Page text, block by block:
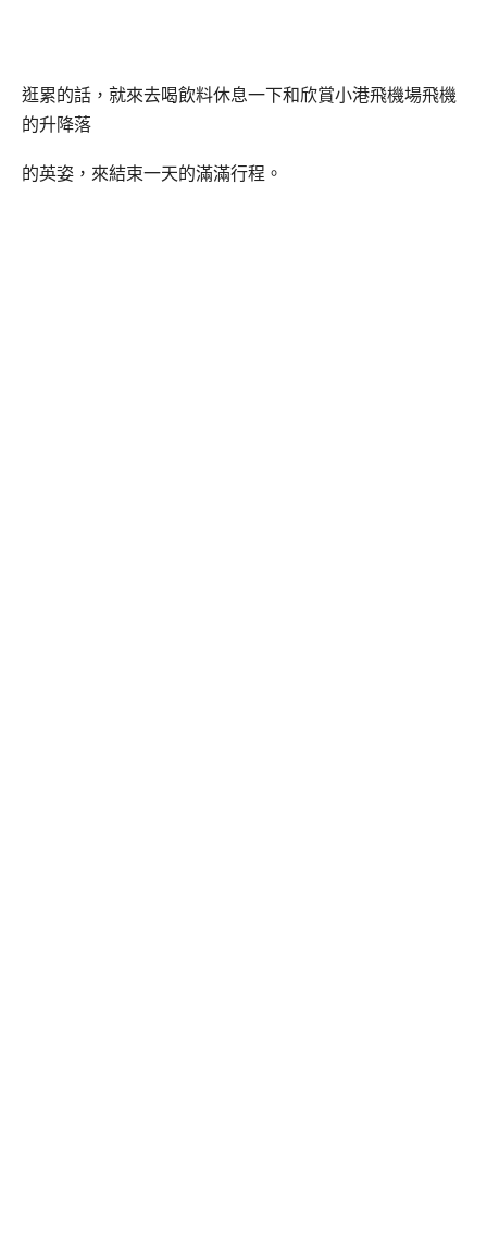
逛累的話，就來去喝飲料休息一下和欣賞小港飛機場飛機
的升降落
的英姿，來結束一天的滿滿行程。